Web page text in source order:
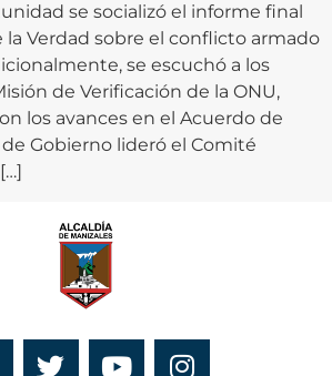
se socializó el informe final
la Verdad sobre el conflicto armado
se escuchó a los
de Verificación de la ONU,
los avances en el Acuerdo de
de Gobierno lideró el Comité